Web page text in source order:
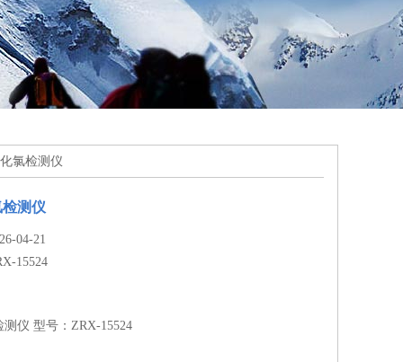
氯检测仪
测仪
04-21
15524
仪 型号：ZRX-15524